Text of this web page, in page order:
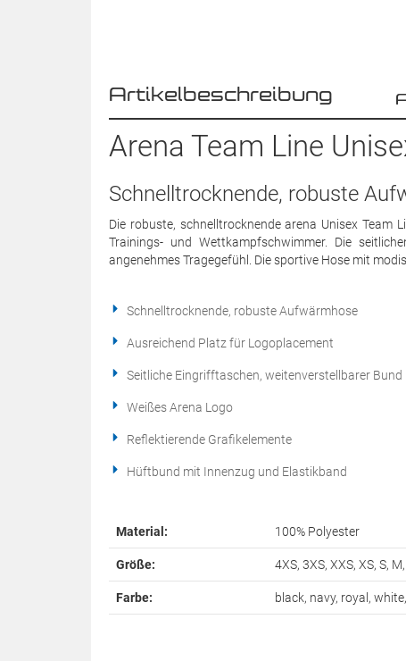
Artikelbeschreibung
Arena Team Line
Schnelltrocknende, robuste
Die robuste, schnelltrocknende arena Unisex
Trainings- und Wettkampfschwimmer. Die
angenehmes Tragegefühl. Die sportive Hose mit
Schnelltrocknende, robuste Aufwärmhose
Ausreichend Platz für Logoplacement
Seitliche Eingrifftaschen, weitenverstellbarer Bund
Weißes Arena Logo
Reflektierende Grafikelemente
Hüftbund mit Innenzug und Elastikband
Material: 100% Polyester
Größe: 4XS, 3XS, XXS, XS, S,
Farbe: black, navy, royal,